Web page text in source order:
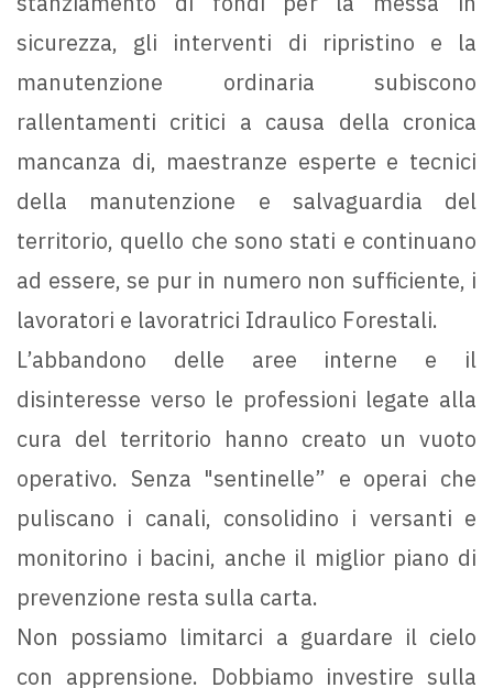
sicurezza, gli interventi di ripristino e la
manutenzione ordinaria subiscono
rallentamenti critici a causa della cronica
mancanza di, maestranze esperte e tecnici
della manutenzione e salvaguardia del
territorio, quello che sono stati e continuano
ad essere, se pur in numero non sufficiente, i
lavoratori e lavoratrici Idraulico Forestali.
L’abbandono delle aree interne e il
disinteresse verso le professioni legate alla
cura del territorio hanno creato un vuoto
operativo. Senza "sentinelle” e operai che
puliscano i canali, consolidino i versanti e
monitorino i bacini, anche il miglior piano di
prevenzione resta sulla carta.
Non possiamo limitarci a guardare il cielo
con apprensione. Dobbiamo investire sulla